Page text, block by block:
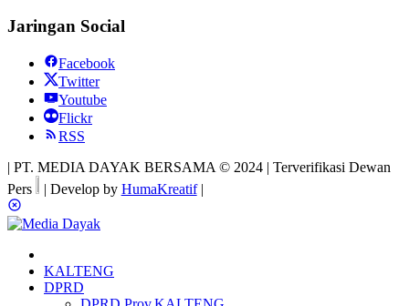
Jaringan Social
Facebook
Twitter
Youtube
Flickr
RSS
| PT. MEDIA DAYAK BERSAMA © 2024 | Terverifikasi Dewan
Pers
| Develop by HumaKreatif|
KALTENG
DPRD